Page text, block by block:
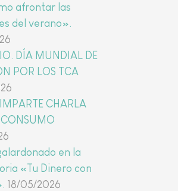
afrontar las
del verano».
DÍA MUNDIAL DE
POR LOS TCA
CHARLA
en la
«Tu Dinero con
18/05/2026